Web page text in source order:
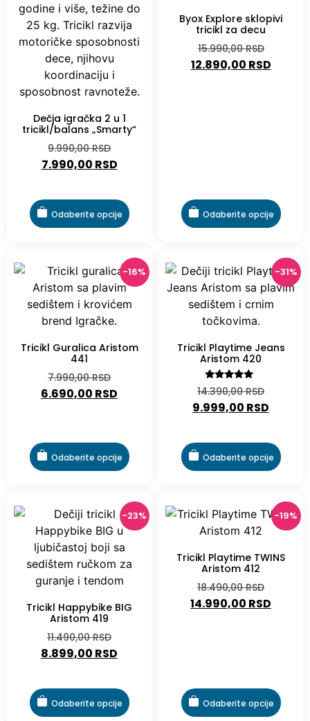
Dečja igračka 2 u 1
tricikl/balans „Smarty“
9.990,00RSD
7.990,00 RSD
Odaberite opcije
Byox Explore sklopivi
tricikl za decu
15.990,00RSD
12.890,00 RSD
Odaberite opcije
-16%
Tricikl Guralica Aristom
441
7.990,00RSD
6.690,00 RSD
Odaberite opcije
-31%
Tricikl Playtime Jeans
Aristom 420
Ocenjeno
sa
5.00
od 5
14.390,00RSD
9.999,00 RSD
Odaberite opcije
-23%
Tricikl Happybike BIG
Aristom 419
11.490,00RSD
8.899,00 RSD
Odaberite opcije
-19%
Tricikl Playtime TWINS
Aristom 412
18.490,00RSD
14.990,00 RSD
Odaberite opcije